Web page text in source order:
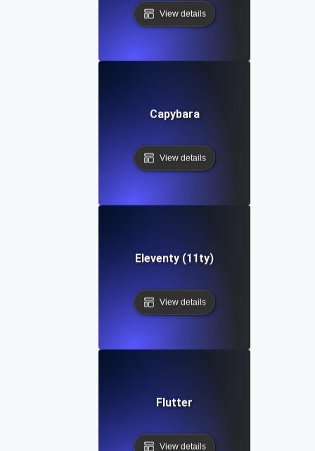
View details
Capybara
View details
Eleventy (11ty)
View details
Flutter
View details